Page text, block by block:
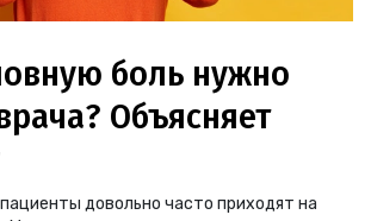
боль нужно
Объясняет
довольно часто приходят на